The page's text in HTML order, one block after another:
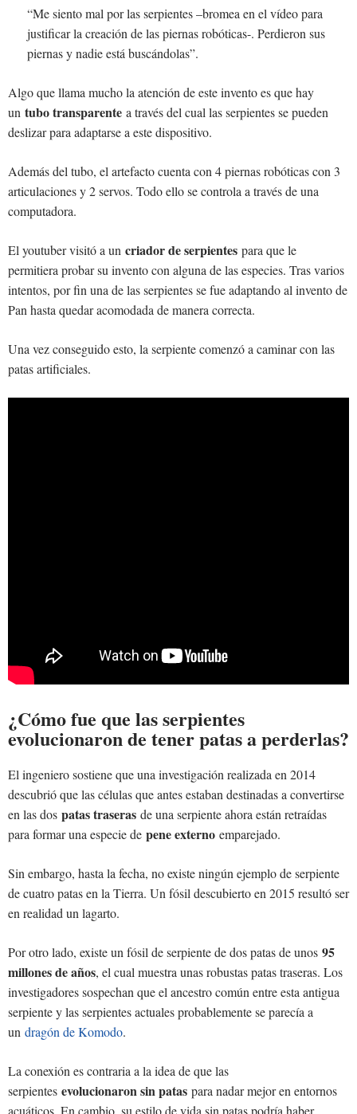
“Me siento mal por las serpientes –bromea en el vídeo para
justificar la creación de las piernas robóticas-. Perdieron sus
piernas y nadie está buscándolas”.
Algo que llama mucho la atención de este invento es que hay
un tubo transparente a través del cual las serpientes se pueden
deslizar para adaptarse a este dispositivo.
Además del tubo, el artefacto cuenta con 4 piernas robóticas con 3
articulaciones y 2 servos. Todo ello se controla a través de una
computadora.
El youtuber visitó a un criador de serpientes para que le
permitiera probar su invento con alguna de las especies. Tras varios
intentos, por fin una de las serpientes se fue adaptando al invento de
Pan hasta quedar acomodada de manera correcta.
Una vez conseguido esto, la serpiente comenzó a caminar con las
patas artificiales.
¿Cómo fue que las serpientes
evolucionaron de tener patas a perderlas?
El ingeniero sostiene que una investigación realizada en 2014
descubrió que las células que antes estaban destinadas a convertirse
en las dos patas traseras de una serpiente ahora están retraídas
para formar una especie de pene externo emparejado.
Sin embargo, hasta la fecha, no existe ningún ejemplo de serpiente
de cuatro patas en la Tierra. Un fósil descubierto en 2015 resultó ser
en realidad un lagarto.
Por otro lado, existe un fósil de serpiente de dos patas de unos 95
millones de años, el cual muestra unas robustas patas traseras. Los
investigadores sospechan que el ancestro común entre esta antigua
serpiente y las serpientes actuales probablemente se parecía a
un dragón de Komodo.
La conexión es contraria a la idea de que las
serpientes evolucionaron sin patas para nadar mejor en entornos
acuáticos. En cambio, su estilo de vida sin patas podría haber